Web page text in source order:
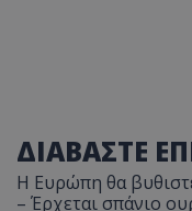
ΔΙΑΒΑΣΤΕ
Η Ευρώπη θα
– Έρχεται σπάνιο